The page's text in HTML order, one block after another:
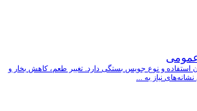
استفاده و نوع جویس بستگی دارد. تغییر طعم، کاهش بخار و
نیاز به ...